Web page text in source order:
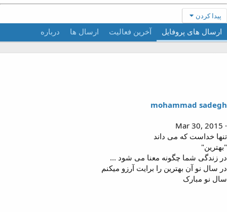
پیدا کردن
ارسال های پروفایل آخرین فعالیت ارسال ها درباره
mohammad
Mar 30, 2015
خداست که می داند
زندگی شما چگونه معنا می شود ...
سال نو آن بهترین را برایت آرزو میکنم
نو مبارک